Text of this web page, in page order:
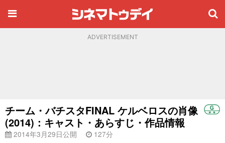
ADVERTISEMENT
チーム・バチスタFINAL ケルベロスの肖像
(2014)：キャスト・あらすじ・作品情報
2014年3月29日公開 127分